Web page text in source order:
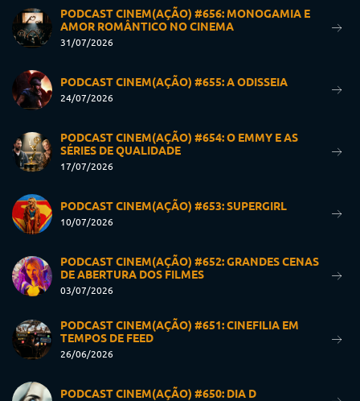
PODCAST CINEM(AÇÃO) #656: MONOGAMIA E
AMOR ROMÂNTICO NO CINEMA
31/07/2026
PODCAST CINEM(AÇÃO) #655: A ODISSEIA
24/07/2026
PODCAST CINEM(AÇÃO) #654: O EMMY E AS
SÉRIES DE QUALIDADE
17/07/2026
PODCAST CINEM(AÇÃO) #653: SUPERGIRL
10/07/2026
PODCAST CINEM(AÇÃO) #652: GRANDES CENAS
DE ABERTURA DOS FILMES
03/07/2026
PODCAST CINEM(AÇÃO) #651: CINEFILIA EM
TEMPOS DE FEED
26/06/2026
PODCAST CINEM(AÇÃO) #650: DIA D